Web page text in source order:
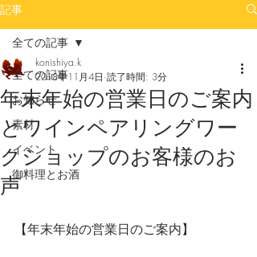
記事
全ての記事
お知らせ
素材
イベント
御料理とお酒
全ての記事
年末年始の営業日のご案内
とワインペアリングワー
クショップのお客様のお
声
konishiya.k
2018年11月4日 読了時間: 3分
【年末年始の営業日のご案内】